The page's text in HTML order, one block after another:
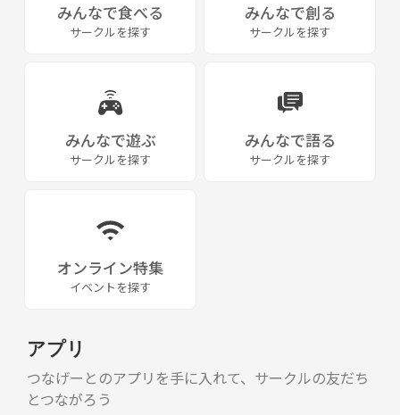
みんなで食べる
サークルを探す
みんなで創る
サークルを探す
みんなで遊ぶ
サークルを探す
みんなで語る
サークルを探す
オンライン特集
イベントを探す
アプリ
つなげーとのアプリを手に入れて、サークルの友だち
とつながろう